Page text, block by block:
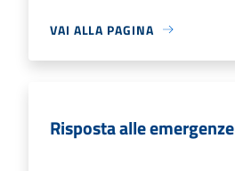
VAI ALLA PAGINA
Risposta alle emergenze